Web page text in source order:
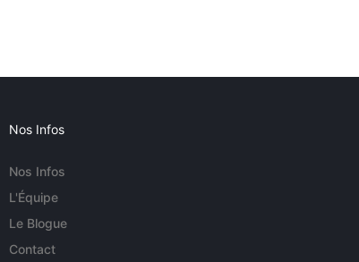
Nos Infos
Nos Infos
L'Équipe
Le Blogue
Contact